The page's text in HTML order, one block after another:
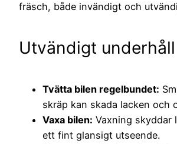
fräsch, både invändigt och
Utvändigt underhåll
Tvätta bilen regelbundet:
skräp kan skada lacken och
Vaxa bilen: Vaxning skyddar
ett fint glansigt utseende.